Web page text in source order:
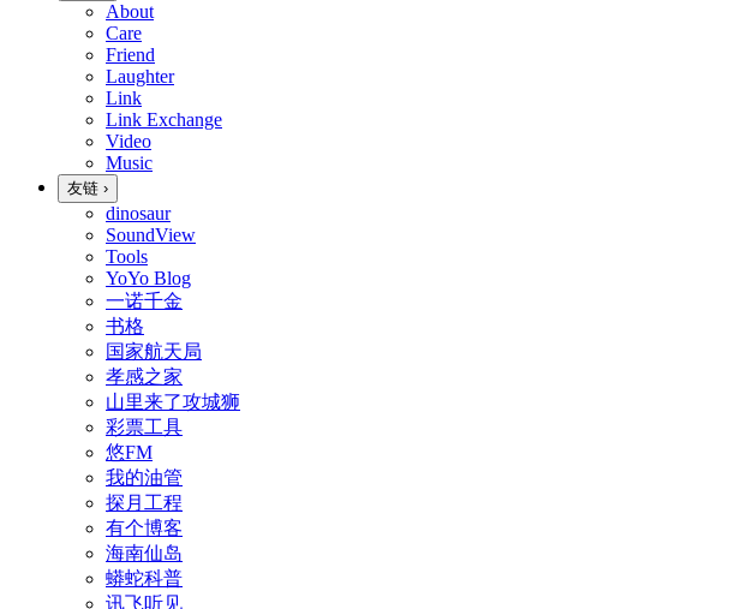
About
Care
Friend
Laughter
Link
Link Exchange
Video
Music
友链 ›
dinosaur
SoundView
Tools
YoYo Blog
一诺千金
书格
国家航天局
孝感之家
山里来了攻城狮
彩票工具
悠FM
我的油管
探月工程
有个博客
海南仙岛
蟒蛇科普
讯飞听见